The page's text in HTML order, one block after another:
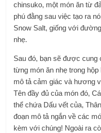
chinsuko, một món ăn từ
phú đằng sau việc tạo ra
Snow Salt, giống với
nhẹ.
Sau đó, bạn sẽ được cung
từng món ăn nhẹ trong
mô tả cảm giác và hương
Tên đầy đủ của món đó,
thể chứa Dấu vết của,
đoạn mô tả ngắn về các
kèm với chúng! Ngoài ra